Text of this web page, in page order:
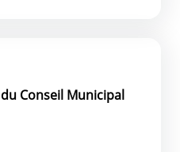
Conseil Municipal